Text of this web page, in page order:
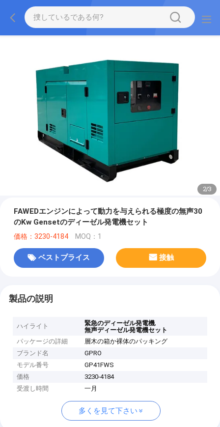
2/3
FAWEDエンジンによって動力を与えられる極度の無声30
のKw Gensetのディーゼル発電機セット
価格：3230-4184 MOQ：1
ベストプライス 接触
製品の説明
ハイライト 緊急のディーゼル発電機,
無声ディーゼル発電機セット
パッケージの詳細
層木の箱か裸体のパッキング
ブランド名
GPRO
モデル番号
GP41FWS
価格
3230-4184
受渡し時間
一月
多くを見て下さい